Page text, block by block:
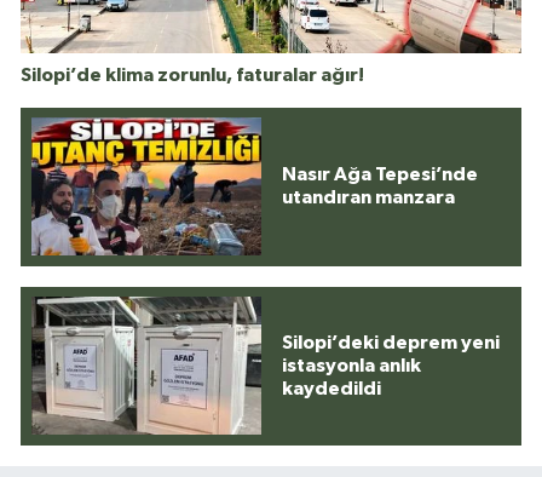
Silopi’de klima zorunlu, faturalar ağır!
Nasır Ağa Tepesi’nde
utandıran manzara
Silopi’deki deprem yeni
istasyonla anlık
kaydedildi